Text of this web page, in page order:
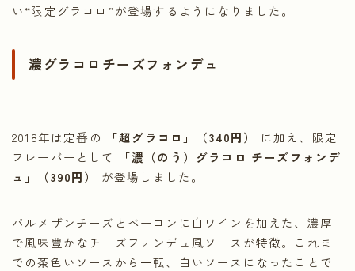
い“限定グラコロ”が登場するようになりました。
濃グラコロチーズフォンデュ
2018年は定番の 「超グラコロ」（340円）
に加え、限定
フレーバーとして
「濃（のう）グラコロ チーズフォンデ
ュ」（390円）
が登場しました。
パルメザンチーズとベーコンに白ワインを加えた、濃厚
で風味豊かなチーズフォンデュ風ソースが特徴。これま
での茶色いソースから一転、白いソースになったことで